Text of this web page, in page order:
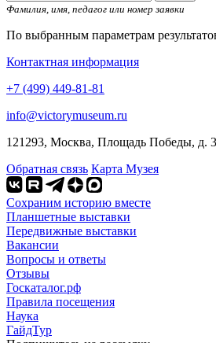
Фамилия, имя, педагог или номер заявки
По выбранным параметрам
Контактная информация
+7 (499) 449-81-81
info@victorymuseum.ru
121293, Москва, Площадь Победы, д. 3
Обратная связь Карта Музея
Сохраним историю вместе
Планшетные выставки
Передвижные выставки
Вакансии
Вопросы и ответы
Отзывы
Госкаталог.рф
Правила посещения
Наука
ГайдТур